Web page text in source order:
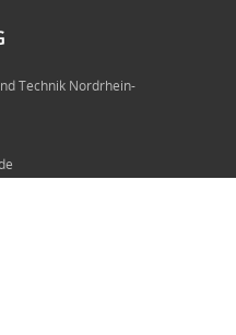
Technik Nordrhein-